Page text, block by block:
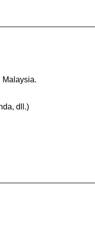
Malaysia.
dll.)